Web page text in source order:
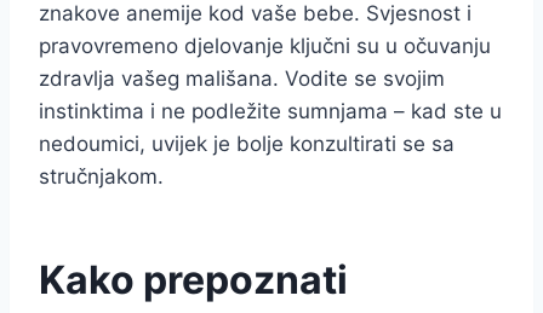
znakove anemije kod vaše bebe. Svjesnost i
pravovremeno djelovanje ključni su u očuvanju
zdravlja vašeg mališana. Vodite se svojim
instinktima i ne podležite sumnjama – kad ste u
nedoumici, uvijek je bolje konzultirati se sa
stručnjakom.
Kako prepoznati